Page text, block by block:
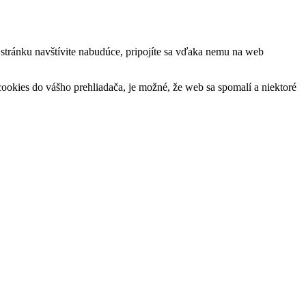
navštívite nabudúce, pripojíte sa vďaka nemu na web
do vášho prehliadača, je možné, že web sa spomalí a niektoré